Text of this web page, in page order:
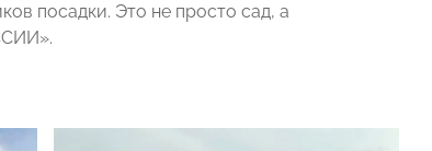
посадки. Это не просто сад, а